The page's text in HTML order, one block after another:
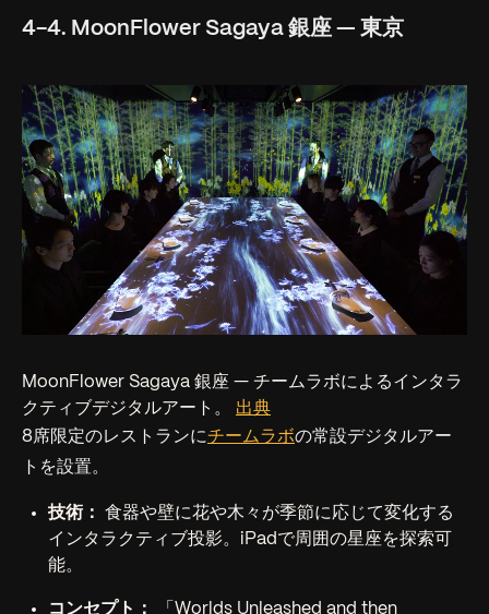
4-4. MoonFlower Sagaya 銀座 — 東京
MoonFlower Sagaya 銀座 — チームラボによるインタラ
クティブデジタルアート。 出典
8席限定のレストランにチームラボの常設デジタルアー
トを設置。
技術：
食器や壁に花や木々が季節に応じて変化する
インタラクティブ投影。iPadで周囲の星座を探索可
能。
コンセプト： 「Worlds Unleashed and then